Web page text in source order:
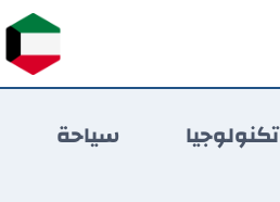
تكنولوجيا سياحة